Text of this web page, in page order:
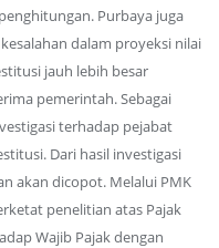
Purbaya juga
dalam proyeksi nilai
jauh lebih besar
pemerintah. Sebagai
terhadap pejabat
Dari hasil investigasi
akan dicopot. Melalui PMK
penelitian atas Pajak
Wajib Pajak dengan